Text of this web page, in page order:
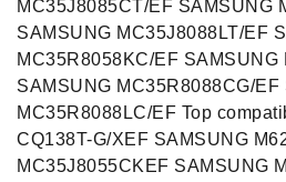
MC35J8085CT/EF SAMSUNG
SAMSUNG MC35J8088LT/EF
MC35R8058KC/EF SAMSUNG
SAMSUNG MC35R8088CG/EF
MC35R8088LC/EF Top
CQ138T-G/XEF SAMSUNG
MC35J8055CKEF SAMSUNG